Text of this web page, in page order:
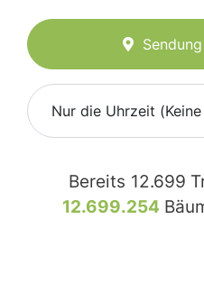
Nur die Uhrzeit
Bereits 12.699
12.699.254